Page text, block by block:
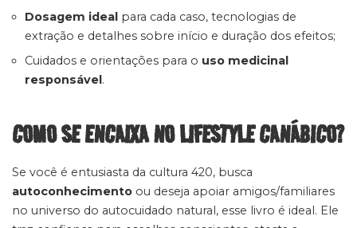
Dosagem ideal para cada caso, tecnologias de
extração e detalhes sobre início e duração dos efeitos;
Cuidados e orientações para o uso medicinal
responsável.
COMO SE ENCAIXA NO LIFESTYLE CANÁBICO?
Se você é entusiasta da cultura 420, busca
autoconhecimento ou deseja apoiar amigos/familiares
no universo do autocuidado natural, esse livro é ideal. Ele